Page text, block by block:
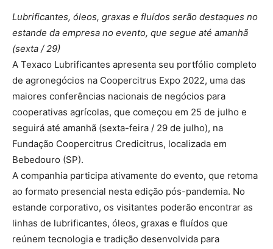
Lubrificantes, óleos, graxas e fluídos serão destaques no
estande da empresa no evento, que segue até amanhã
(sexta / 29)
A Texaco Lubrificantes apresenta seu portfólio completo
de agronegócios na Coopercitrus Expo 2022, uma das
maiores conferências nacionais de negócios para
cooperativas agrícolas, que começou em 25 de julho e
seguirá até amanhã (sexta-feira / 29 de julho), na
Fundação Coopercitrus Credicitrus, localizada em
Bebedouro (SP).
A companhia participa ativamente do evento, que retoma
ao formato presencial nesta edição pós-pandemia. No
estande corporativo, os visitantes poderão encontrar as
linhas de lubrificantes, óleos, graxas e fluídos que
reúnem tecnologia e tradição desenvolvida para